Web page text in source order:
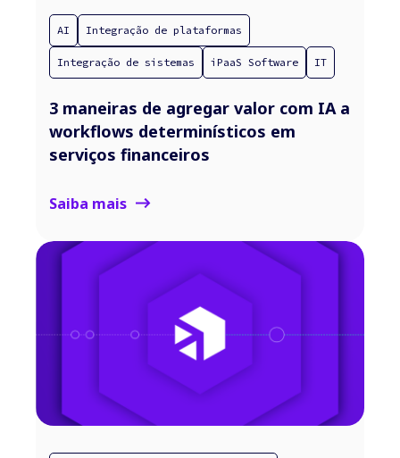
AI Integração de plataformas
Integração de sistemas iPaaS Software IT
3 maneiras de agregar valor com IA a
workflows determinísticos em
serviços financeiros
Saiba mais